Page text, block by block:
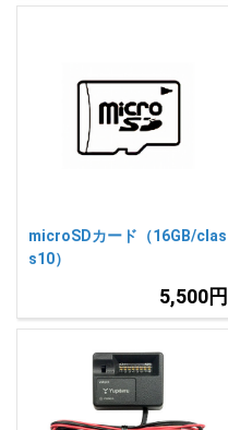
microSDカード（16GB/clas
s10）
5,500円